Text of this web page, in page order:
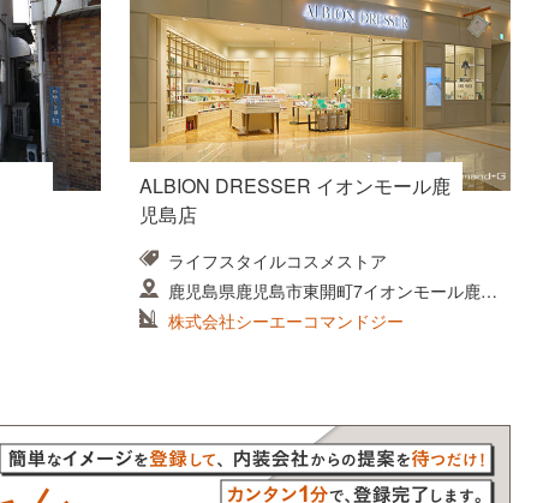
ALBION DRESSER イオンモール鹿
児島店
ライフスタイルコスメストア
鹿児島県鹿児島市東開町7イオンモール鹿児
島店1F
株式会社シーエーコマンドジー